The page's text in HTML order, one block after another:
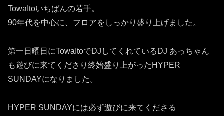
TowaItoいちばんの若手。
90年代を中心に、フロアをしっかり盛り上げました。
第一日曜日にTowaItoでDJしてくれているDJ あっちゃん
も遊びに来てくださり終始盛り上がったHYPER
SUNDAYになりました。
HYPER SUNDAYには必ず遊びに来てくださる